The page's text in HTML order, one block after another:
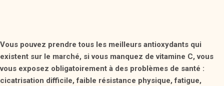
Vous pouvez prendre tous les meilleurs antioxydants qui
existent sur le marché, si vous manquez de vitamine C, vous
vous exposez obligatoirement à des problèmes de santé :
cicatrisation difficile, faible résistance physique, fatigue,